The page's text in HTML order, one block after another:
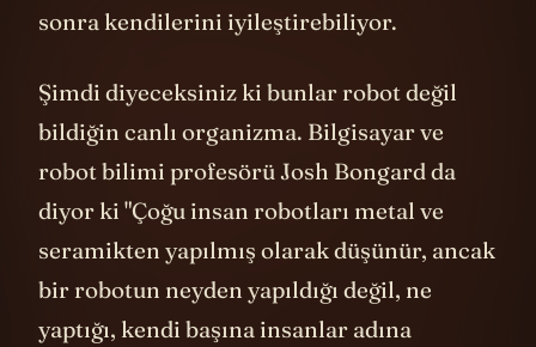
sonra kendilerini iyileştirebiliyor.
Şimdi diyeceksiniz ki bunlar robot değil
bildiğin canlı organizma. Bilgisayar ve
robot bilimi profesörü Josh Bongard da
diyor ki "Çoğu insan robotları metal ve
seramikten yapılmış olarak düşünür, ancak
bir robotun neyden yapıldığı değil, ne
yaptığı, kendi başına insanlar adına